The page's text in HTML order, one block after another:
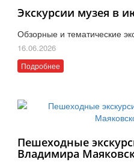
Экскурсии музея в
Обзорные и тематические
16.06.2026
Подробнее
Пешеходные
Владимира